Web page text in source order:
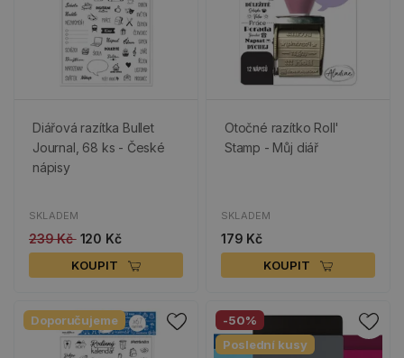
Diářová razítka Bullet
Journal, 68 ks - České
nápisy
SKLADEM
239 Kč 120 Kč
KOUPIT
Otočné razítko Roll'
Stamp - Můj diář
SKLADEM
179 Kč
KOUPIT
Doporučujeme
-50%
Poslední kusy